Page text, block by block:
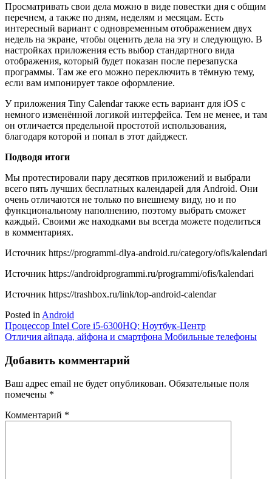
Просматривать свои дела можно в виде повестки дня с общим
перечнем, а также по дням, неделям и месяцам. Есть
интересный вариант с одновременным отображением двух
недель на экране, чтобы оценить дела на эту и следующую. В
настройках приложения есть выбор стандартного вида
отображения, который будет показан после перезапуска
программы. Там же его можно переключить в тёмную тему,
если вам импонирует такое оформление.
У приложения Tiny Calendar также есть вариант для iOS с
немного изменённой логикой интерфейса. Тем не менее, и там
он отличается предельной простотой использования,
благодаря которой и попал в этот дайджест.
Подводя итоги
Мы протестировали пару десятков приложений и выбрали
всего пять лучших бесплатных календарей для Android. Они
очень отличаются не только по внешнему виду, но и по
функциональному наполнению, поэтому выбрать сможет
каждый. Своими же находками вы всегда можете поделиться
в комментариях.
Источник https://programmi-dlya-android.ru/category/ofis/kalendari
Источник https://androidprogrammi.ru/programmi/ofis/kalendari
Источник https://trashbox.ru/link/top-android-calendar
Posted in Android
Навигация
по
записям
Процессор Intel Core i5-6300HQ: Ноутбук-Центр
Отличия айпада, айфона и смартфона Мобильные телефоны
Добавить комментарий
Ваш адрес email не будет опубликован. Обязательные поля
помечены *
Комментарий *